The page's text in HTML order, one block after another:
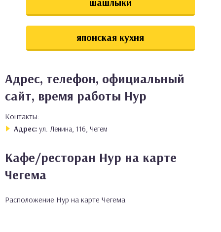
японская кухня
Адрес, телефон, официальный
сайт, время работы Нур
Контакты:
Адрес: ул. Ленина, 116, Чегем
Кафе/ресторан Нур на карте
Чегема
Расположение Нур на карте Чегема